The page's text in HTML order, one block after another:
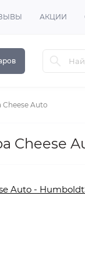
АКЦИИ
Cheese Auto
Cheese